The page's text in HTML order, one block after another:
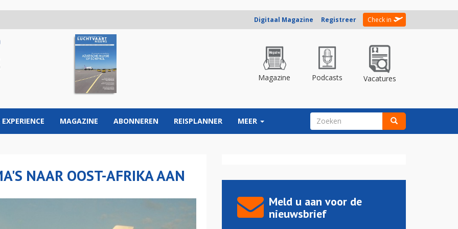
Digitaal Magazine Registreer Check in
Magazine Podcasts Vacatures
EXPERIENCE MAGAZINE ABONNEREN REISPLANNER MEER ZOEKVELD
NAAR OOST-AFRIKA AAN
Meld u aan voor de
nieuwsbrief